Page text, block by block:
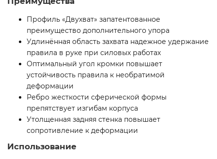
Профиль «Двухват» запатентованное
преимущество дополнительного упора
Удлинённая область захвата надежное удержание
правила в руке при силовых работах
Оптимальный угол кромки повышает
устойчивость правила к необратимой
деформации
Ребро жесткости сферической формы
препятствует изгибам корпуса
Утолщенная задняя стенка повышает
сопротивление к деформации
Использование